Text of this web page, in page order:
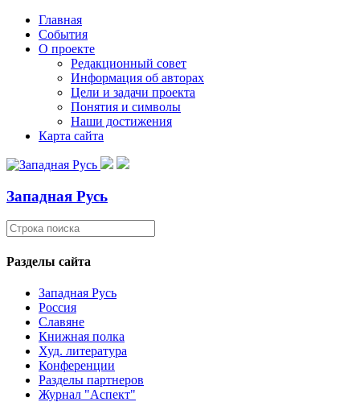
Главная
События
О проекте
Редакционный совет
Информация об авторах
Цели и задачи проекта
Понятия и символы
Наши достижения
Карта сайта
Западная Русь
Разделы сайта
Западная Русь
Россия
Славяне
Книжная полка
Худ. литература
Конференции
Разделы партнеров
Журнал "Аспект"